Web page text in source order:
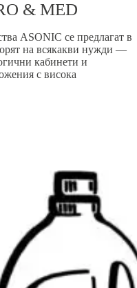
& MED
ASONIC се предлагат в
на всякакви нужди —
кабинети и
с висока